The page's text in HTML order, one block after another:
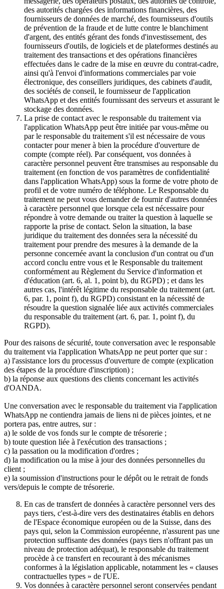
des autorités chargées des informations financières, des
fournisseurs de données de marché, des fournisseurs d'outils
de prévention de la fraude et de lutte contre le blanchiment
d'argent, des entités gérant des fonds d'investissement, des
fournisseurs d'outils, de logiciels et de plateformes destinés au
traitement des transactions et des opérations financières
effectuées dans le cadre de la mise en œuvre du contrat-cadre,
ainsi qu'à l'envoi d'informations commerciales par voie
électronique, des conseillers juridiques, des cabinets d'audit,
des sociétés de conseil, le fournisseur de l'application
WhatsApp et des entités fournissant des serveurs et assurant le
stockage des données.
La prise de contact avec le responsable du traitement via
l'application WhatsApp peut être initiée par vous-même ou
par le responsable du traitement s'il est nécessaire de vous
contacter pour mener à bien la procédure d'ouverture de
compte (compte réel). Par conséquent, vos données à
caractère personnel peuvent être transmises au responsable du
traitement (en fonction de vos paramètres de confidentialité
dans l'application WhatsApp) sous la forme de votre photo de
profil et de votre numéro de téléphone. Le Responsable du
traitement ne peut vous demander de fournir d'autres données
à caractère personnel que lorsque cela est nécessaire pour
répondre à votre demande ou traiter la question à laquelle se
rapporte la prise de contact. Selon la situation, la base
juridique du traitement des données sera la nécessité du
traitement pour prendre des mesures à la demande de la
personne concernée avant la conclusion d'un contrat ou d'un
accord conclu entre vous et le Responsable du traitement
conformément au Règlement du Service d'information et
d'éducation (art. 6, al. 1, point b), du RGPD) ; et dans les
autres cas, l'intérêt légitime du responsable du traitement (art.
6, par. 1, point f), du RGPD) consistant en la nécessité de
résoudre la question signalée liée aux activités commerciales
du responsable du traitement (art. 6, par. 1, point f), du
RGPD).
Pour des raisons de sécurité, toute conversation avec le responsable
du traitement via l'application WhatsApp ne peut porter que sur :
a) l'assistance lors du processus d'ouverture de compte (explication
des étapes de la procédure d'inscription) ;
b) la réponse aux questions des clients concernant les activités
d'OANDA.
Une conversation avec le responsable du traitement via l'application
WhatsApp ne contiendra jamais de liens ni de pièces jointes, et ne
portera pas, entre autres, sur :
a) le solde de vos fonds sur le compte de trésorerie ;
b) toute question liée à l'exécution des transactions ;
c) la passation ou la modification d'ordres ;
d) la modification ou la mise à jour des données personnelles du
client ;
e) la soumission d'instructions pour le dépôt ou le retrait de fonds
vers/depuis le compte de trésorerie.
En cas de transfert de données à caractère personnel vers des
pays tiers, c'est-à-dire vers des destinataires établis en dehors
de l'Espace économique européen ou de la Suisse, dans des
pays qui, selon la Commission européenne, n'assurent pas une
protection suffisante des données (pays tiers n'offrant pas un
niveau de protection adéquat), le responsable du traitement
procède à ce transfert en recourant à des mécanismes
conformes à la législation applicable, notamment les « clauses
contractuelles types » de l'UE.
Vos données à caractère personnel seront conservées pendant